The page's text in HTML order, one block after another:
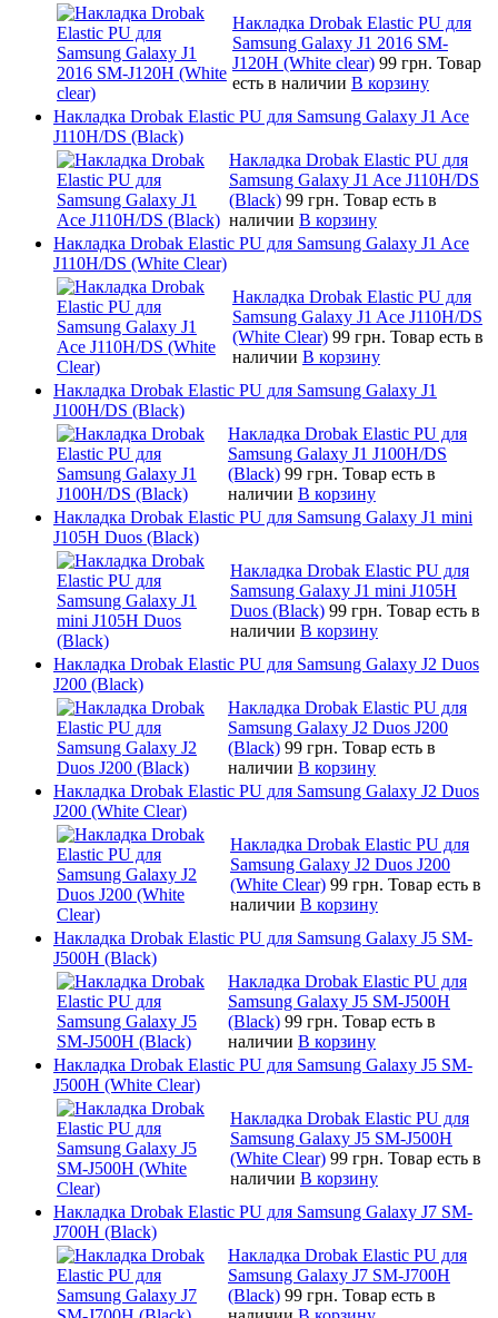
Накладка Drobak Elastic PU для
Samsung Galaxy J1 2016 SM-
J120H (White clear) 99 грн. Товар
есть в наличии В корзину
Накладка Drobak Elastic PU для Samsung Galaxy J1 Ace
J110H/DS (Black)
Накладка Drobak Elastic PU для
Samsung Galaxy J1 Ace J110H/DS
(Black) 99 грн. Товар есть в
наличии В корзину
Накладка Drobak Elastic PU для Samsung Galaxy J1 Ace
J110H/DS (White Clear)
Накладка Drobak Elastic PU для
Samsung Galaxy J1 Ace J110H/DS
(White Clear) 99 грн. Товар есть в
наличии В корзину
Накладка Drobak Elastic PU для Samsung Galaxy J1
J100H/DS (Black)
Накладка Drobak Elastic PU для
Samsung Galaxy J1 J100H/DS
(Black) 99 грн. Товар есть в
наличии В корзину
Накладка Drobak Elastic PU для Samsung Galaxy J1 mini
J105H Duos (Black)
Накладка Drobak Elastic PU для
Samsung Galaxy J1 mini J105H
Duos (Black) 99 грн. Товар есть в
наличии В корзину
Накладка Drobak Elastic PU для Samsung Galaxy J2 Duos
J200 (Black)
Накладка Drobak Elastic PU для
Samsung Galaxy J2 Duos J200
(Black) 99 грн. Товар есть в
наличии В корзину
Накладка Drobak Elastic PU для Samsung Galaxy J2 Duos
J200 (White Clear)
Накладка Drobak Elastic PU для
Samsung Galaxy J2 Duos J200
(White Clear) 99 грн. Товар есть в
наличии В корзину
Накладка Drobak Elastic PU для Samsung Galaxy J5 SM-
J500H (Black)
Накладка Drobak Elastic PU для
Samsung Galaxy J5 SM-J500H
(Black) 99 грн. Товар есть в
наличии В корзину
Накладка Drobak Elastic PU для Samsung Galaxy J5 SM-
J500H (White Clear)
Накладка Drobak Elastic PU для
Samsung Galaxy J5 SM-J500H
(White Clear) 99 грн. Товар есть в
наличии В корзину
Накладка Drobak Elastic PU для Samsung Galaxy J7 SM-
J700H (Black)
Накладка Drobak Elastic PU для
Samsung Galaxy J7 SM-J700H
(Black) 99 грн. Товар есть в